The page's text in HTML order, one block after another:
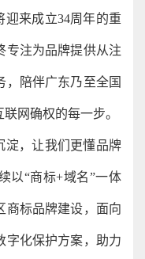
迎来成立34周年的重
专注为品牌提供从注
，陪伴广东乃至全国
网确权的每一步。
淀，让我们更懂品牌
以“商标+域名”一体
商标品牌建设，面向
字化保护方案，助力